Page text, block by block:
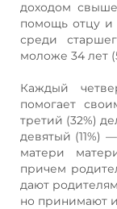
доходом
помощь отцу и
среди
моложе 34 лет
Каждый
помогает
третий (32%)
девятый (11%)
матери
причем
дают
но принимают